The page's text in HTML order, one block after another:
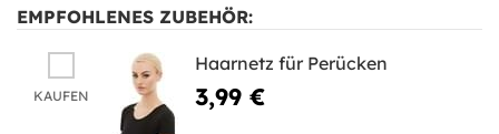
EMPFOHLENES ZUBEHÖR:
KAUFEN
Haarnetz für Perücken
3,99 €